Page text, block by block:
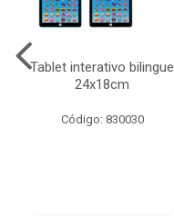
Tablet interativo bilingue
24x18cm
Código: 830030